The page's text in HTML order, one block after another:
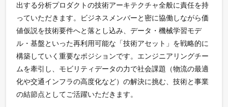
出する分析プロダクトの技術アーキテクチャ全般に責任を持
っていただきます。ビジネスメンバーと密に協働しながら価
値仮説を技術要件へと落とし込み、データ・機械学習モデ
ル・基盤といった再利用可能な「技術アセット」を戦略的に
構築していく重要なポジションです。エンジニアリングチー
ムを牽引し、モビリティデータの力で社会課題（物流の最適
化や交通インフラの高度化など）の解決に挑む、技術と事業
の結節点としてご活躍いただきます。